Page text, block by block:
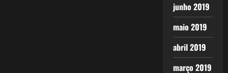
junho 2019
maio 2019
abril 2019
março 2019